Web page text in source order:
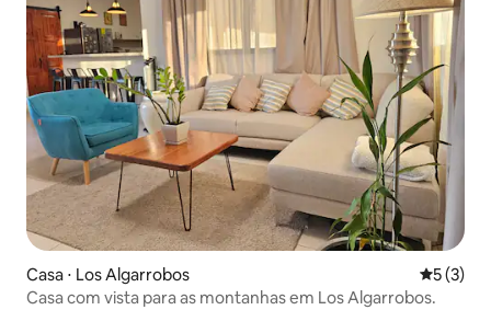
Casa ⋅ Los Algarrobos 5 de
5 (3)
Casa com vista para as montanhas em Los Algarrobos.